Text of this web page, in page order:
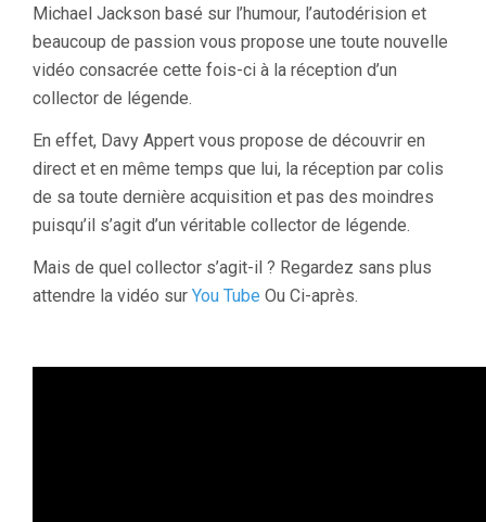
Michael Jackson basé sur l’humour, l’autodérision et
beaucoup de passion vous propose une toute nouvelle
vidéo consacrée cette fois-ci à la réception d’un
collector de légende.
En effet, Davy Appert vous propose de découvrir en
direct et en même temps que lui, la réception par colis
de sa toute dernière acquisition et pas des moindres
puisqu’il s’agit d’un véritable collector de légende.
Mais de quel collector s’agit-il ? Regardez sans plus
attendre la vidéo sur You Tube Ou Ci-après.